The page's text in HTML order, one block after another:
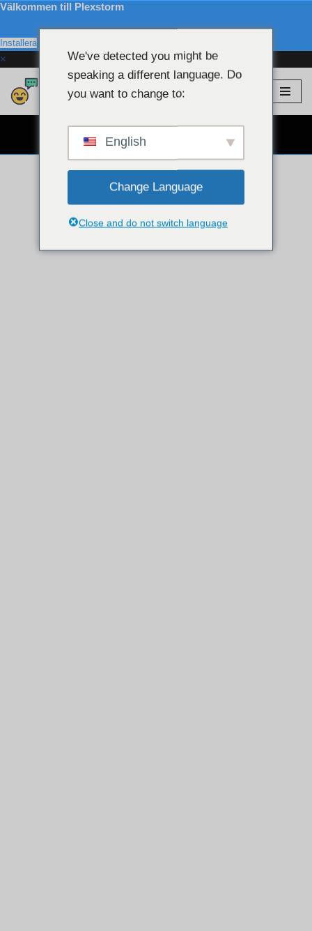
Välkommen till Plexstorm
Installera
×
Hoppa
Plexstorm 💖 VIP-modeller
GRATIS WEBCAM CHATT 👉
We've detected you might be
speaking a different language. Do
you want to change to:
English
Change Language
Close and do not switch language